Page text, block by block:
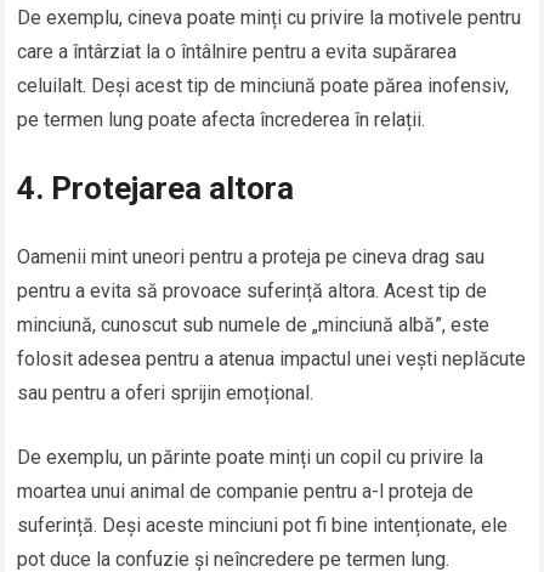
De exemplu, cineva poate minți cu privire la motivele pentru
care a întârziat la o întâlnire pentru a evita supărarea
celuilalt. Deși acest tip de minciună poate părea inofensiv,
pe termen lung poate afecta încrederea în relații.
4. Protejarea altora
Oamenii mint uneori pentru a proteja pe cineva drag sau
pentru a evita să provoace suferință altora. Acest tip de
minciună, cunoscut sub numele de „minciună albă”, este
folosit adesea pentru a atenua impactul unei vești neplăcute
sau pentru a oferi sprijin emoțional.
De exemplu, un părinte poate minți un copil cu privire la
moartea unui animal de companie pentru a-l proteja de
suferință. Deși aceste minciuni pot fi bine intenționate, ele
pot duce la confuzie și neîncredere pe termen lung.